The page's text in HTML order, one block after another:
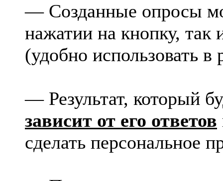
— Созданные опросы
нажатии на кнопку, так
(удобно использовать в
— Результат, который
зависит от его ответов
сделать персональное